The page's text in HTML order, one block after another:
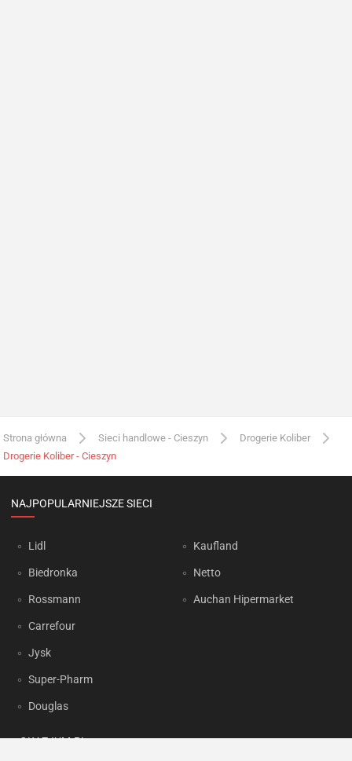
Strona główna Sieci handlowe - Cieszyn
Drogerie Koliber
Drogerie Koliber - Cieszyn
NAJPOPULARNIEJSZE SIECI
Lidl
Biedronka
Rossmann
Carrefour
Jysk
Super-Pharm
Douglas
Kaufland
Netto
Auchan Hipermarket
OKAZJUM.PL